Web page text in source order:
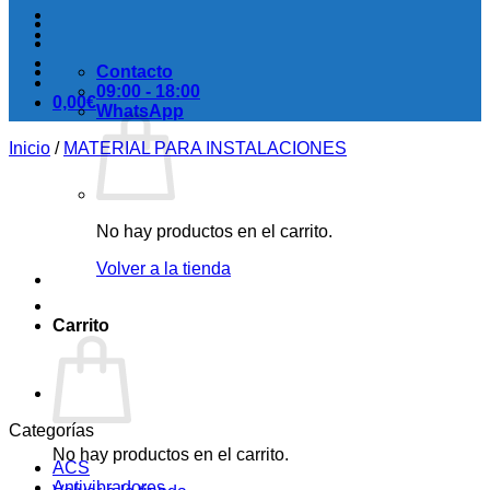
0,00€
No hay productos en el carrito.
Volver a la tienda
Carrito
No hay productos en el carrito.
Contacto
09:00 - 18:00
WhatsApp
Inicio / MATERIAL PARA INSTALACIONES
Categorías
ACS